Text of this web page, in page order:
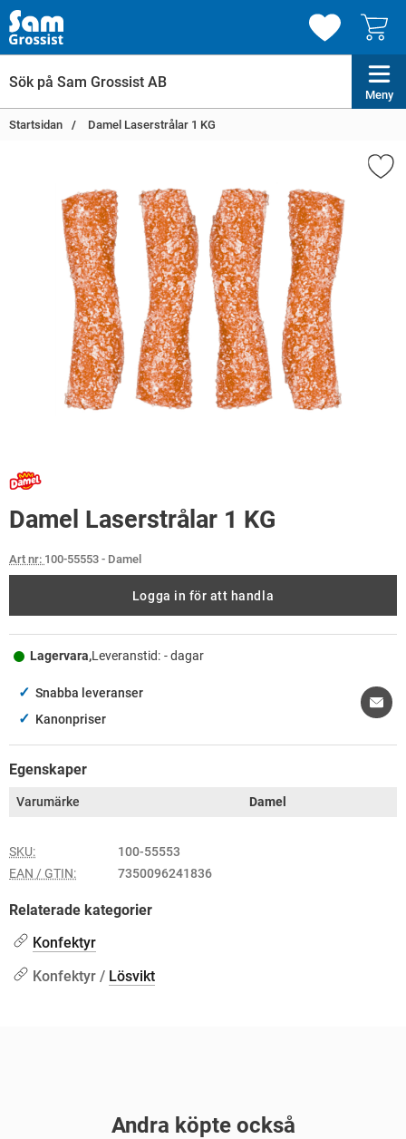
Meny
Startsidan Damel Laserstrålar 1 KG
Damel Laserstrålar 1 KG
Art nr: 100-55553 - Damel
Logga in för att handla
Lagervara,Leveranstid: - dagar
✓ Snabba leveranser
✓ Kanonpriser
Egenskaper
Varumärke Damel
SKU:
100-55553
EAN / GTIN:
7350096241836
Relaterade kategorier
Konfektyr
Konfektyr / Lösvikt
Andra köpte också